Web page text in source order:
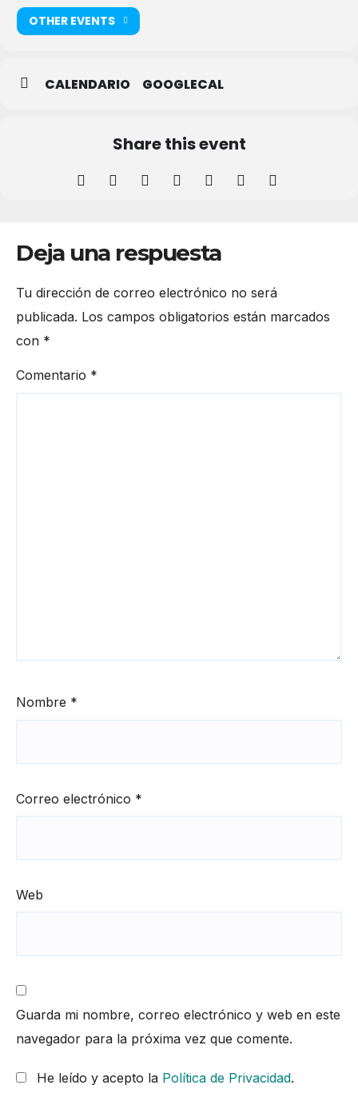
OTHER EVENTS
CALENDARIO GOOGLECAL
Share this event
Deja una respuesta
Tu dirección de correo electrónico no será
publicada. Los campos obligatorios están marcados
con *
Comentario *
Nombre *
Correo electrónico *
Web
Guarda mi nombre, correo electrónico y web en este
navegador para la próxima vez que comente.
He leído y acepto la Política de Privacidad.